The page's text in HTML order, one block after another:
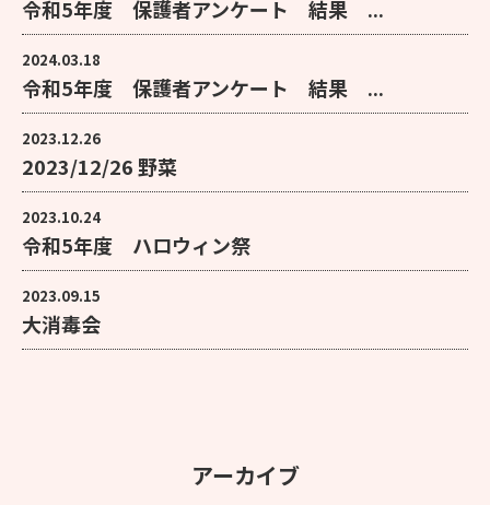
令和5年度 保護者アンケート 結果 ...
2024.03.18
令和5年度 保護者アンケート 結果 ...
2023.12.26
2023/12/26 野菜
2023.10.24
令和5年度 ハロウィン祭
2023.09.15
大消毒会
アーカイブ